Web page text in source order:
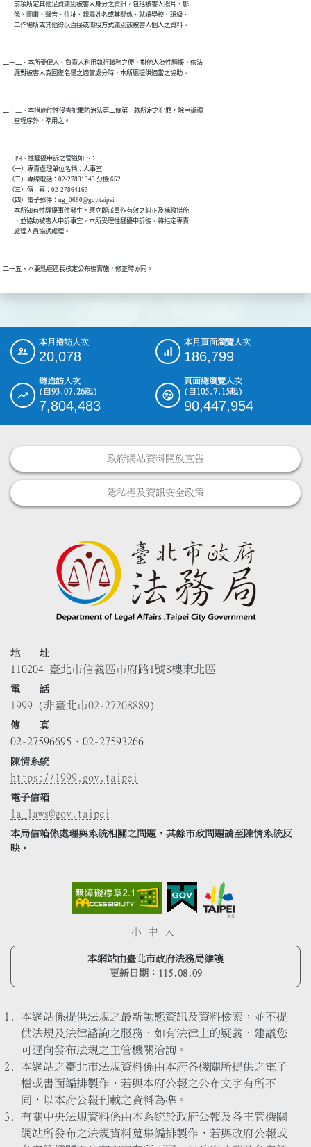
        前項所定其他足資識別被害人身分之資訊，包括被害人照片、影
        像、圖畫、聲音、住址、親屬姓名或其關係、就讀學校、班級、
        工作場所或其他得以直接或間接方式識別該被害人個人之資料。
二十二、本所受僱人、負責人利用執行職務之便，對他人為性騷擾，依法
        應對被害人為回復名譽之適當處分時，本所應提供適當之協助。
二十三、本措施於性侵害犯罪防治法第二條第一款所定之犯罪，除申訴調
        查程序外，準用之。
二十四、性騷擾申訴之管道如下：
    （一）專責處理單位名稱：人事室
    （二）專線電話：02-27831343 分機 652
    （三）傳    真：02-27864163
    （四）電子郵件：ng_0660@gov.taipei
        本所知有性騷擾事件發生，應立即派員作有效之糾正及補救措施
        ，並協助被害人申訴事宜，本所受理性騷擾申訴後，將指定專責
        處理人員協調處理。
二十五、本要點經區長核定公布後實施，修正時亦同。
::: 本月造訪人次
20,078
本月頁面瀏覽人次
186,799
總造訪人次
(自93.07.26起)
7,804,483
頁面總瀏覽人次
(自105.7.15起)
90,447,954
政府網站資料開放宣告
隱私權及資訊安全政策
地 址
110204 臺北市信義區市府路1號8樓東北區
電 話
1999 (非臺北市02-27208889)
傳 真
02-27596695、02-27593266
陳情系統
https://1999.gov.taipei
電子信箱
la_laws@gov.taipei
本局信箱係處理與系統相關之問題，其餘市政問題請至陳情系統反
映。
小 中 大
本網站由臺北市政府法務局維護
更新日期： 115.08.09
本網站係提供法規之最新動態資訊及資料檢索，並不提
供法規及法律諮詢之服務，如有法律上的疑義，建議您
可逕向發布法規之主管機關洽詢。
本網站之臺北市法規資料係由本府各機關所提供之電子
檔或書面編排製作，若與本府公報之公布文字有所不
同，以本府公報刊載之資料為準。
有關中央法規資料係由本系統於政府公報及各主管機關
網站所發布之法規資料蒐集編排製作，若與政府公報或